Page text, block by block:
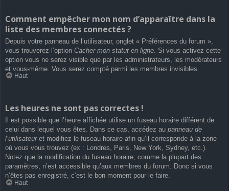
Comment empêcher mon nom d’apparaître dans la
liste des membres connectés ?
Depuis votre panneau de l’utilisateur, onglet « Préférences du forum »,
vous trouverez l’option Cacher mon statut en ligne . Si vous activez cette
option vous ne serez visible que par les administrateurs, les modérateurs
et vous-même. Vous serez compté parmi les membres invisibles.
Haut
Les heures ne sont pas correctes !
Il est possible que l’heure affichée utilise un fuseau horaire différent de
celui dans lequel vous êtes. Dans ce cas, accédez au panneau de
l’utilisateuret modifiez le fuseau horaire afin qu’il corresponde à la zone
où vous vous trouvez (ex : Londres, Paris, New York, Sydney, etc.).
Notez que la modification du fuseau horaire, comme la plupart des
paramètres, n’est accessible qu’aux membres du forum. Donc si vous
n’êtes pas enregistré, c’est le bon moment pour le faire.
Haut